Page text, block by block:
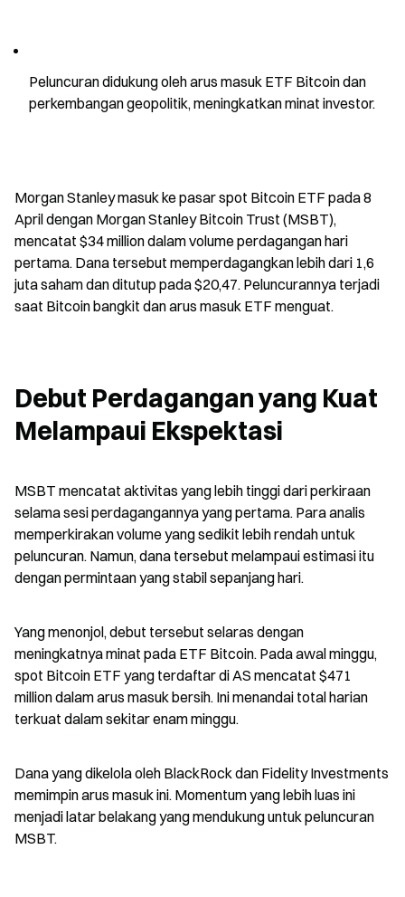
Peluncuran didukung oleh arus masuk ETF Bitcoin dan
perkembangan geopolitik, meningkatkan minat investor.
Morgan Stanley masuk ke pasar spot Bitcoin ETF pada 8
April dengan Morgan Stanley Bitcoin Trust (MSBT),
mencatat $34 million dalam volume perdagangan hari
pertama. Dana tersebut memperdagangkan lebih dari 1,6
juta saham dan ditutup pada $20,47. Peluncurannya terjadi
saat Bitcoin bangkit dan arus masuk ETF menguat.
Debut Perdagangan yang Kuat
Melampaui Ekspektasi
MSBT mencatat aktivitas yang lebih tinggi dari perkiraan
selama sesi perdagangannya yang pertama. Para analis
memperkirakan volume yang sedikit lebih rendah untuk
peluncuran. Namun, dana tersebut melampaui estimasi itu
dengan permintaan yang stabil sepanjang hari.
Yang menonjol, debut tersebut selaras dengan
meningkatnya minat pada ETF Bitcoin. Pada awal minggu,
spot Bitcoin ETF yang terdaftar di AS mencatat $471
million dalam arus masuk bersih. Ini menandai total harian
terkuat dalam sekitar enam minggu.
Dana yang dikelola oleh BlackRock dan Fidelity Investments
memimpin arus masuk ini. Momentum yang lebih luas ini
menjadi latar belakang yang mendukung untuk peluncuran
MSBT.